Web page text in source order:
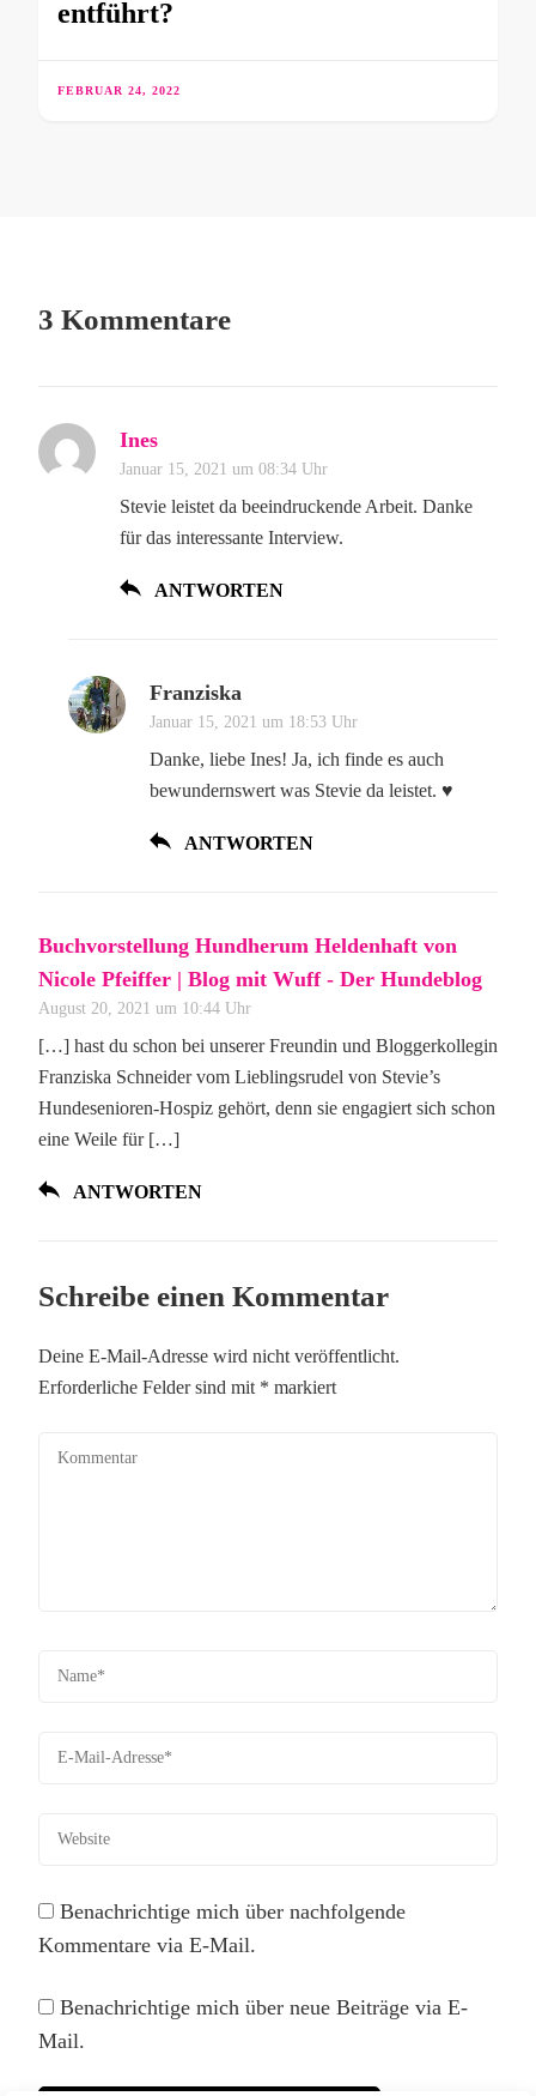
entführt?
FEBRUAR 24, 2022
3 Kommentare
Ines
Januar 15, 2021 um 08:34 Uhr
Stevie leistet da beeindruckende Arbeit. Danke
für das interessante Interview.
ANTWORTEN
Franziska
Januar 15, 2021 um 18:53 Uhr
Danke, liebe Ines! Ja, ich finde es auch
bewundernswert was Stevie da leistet. ♥
ANTWORTEN
Buchvorstellung Hundherum Heldenhaft von
Nicole Pfeiffer | Blog mit Wuff - Der Hundeblog
August 20, 2021 um 10:44 Uhr
[…] hast du schon bei unserer Freundin und Bloggerkollegin
Franziska Schneider vom Lieblingsrudel von Stevie’s
Hundesenioren-Hospiz gehört, denn sie engagiert sich schon
eine Weile für […]
ANTWORTEN
Schreibe einen Kommentar
Deine E-Mail-Adresse wird nicht veröffentlicht.
Erforderliche Felder sind mit * markiert
Benachrichtige mich über nachfolgende
Kommentare via E-Mail.
Benachrichtige mich über neue Beiträge via E-
Mail.